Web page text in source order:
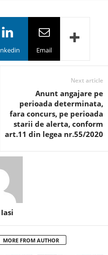
Email
Next article
Anunt angajare pe
perioada determinata,
fara concurs, pe perioada
starii de alerta, conform
art.11 din legea nr.55/2020
Iasi
MORE FROM AUTHOR